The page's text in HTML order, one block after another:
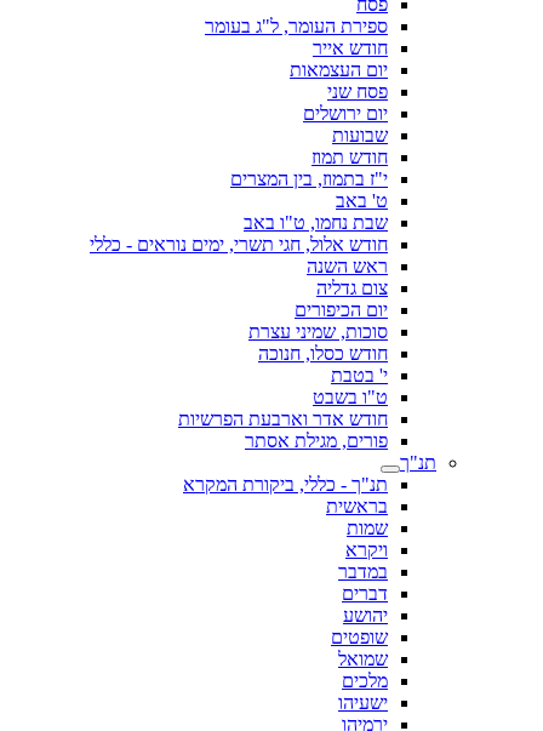
פסח
ספירת העומר, ל"ג בעומר
חודש אייר
יום העצמאות
פסח שני
יום ירושלים
שבועות
חודש תמוז
י"ז בתמוז, בין המצרים
ט' באב
שבת נחמו, ט"ו באב
חודש אלול, חגי תשרי, ימים נוראים - כללי
ראש השנה
צום גדליה
יום הכיפורים
סוכות, שמיני עצרת
חודש כסלו, חנוכה
י' בטבת
ט"ו בשבט
חודש אדר וארבעת הפרשיות
פורים, מגילת אסתר
תנ"ך
תנ"ך - כללי, ביקורת המקרא
בראשית
שמות
ויקרא
במדבר
דברים
יהושע
שופטים
שמואל
מלכים
ישעיהו
ירמיהו